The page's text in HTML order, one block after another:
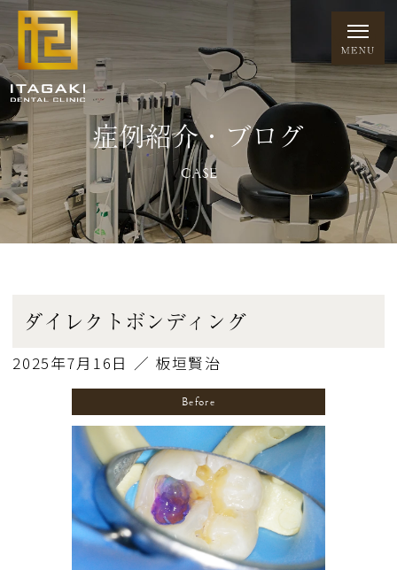
症例紹介・ブログ
CASE
ダイレクトボンディング
2025年7月16日 ／ 板垣賢治
Before